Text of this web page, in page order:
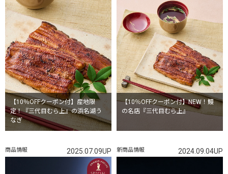
【10％OFFクーポン付】産地限
定！『三代目むら上』の浜名湖う
なぎ
【10％OFFクーポン付】NEW！鰻
の名店『三代目むら上』
商品情報 2025.07.09UP 新商品情報 2024.09.04UP